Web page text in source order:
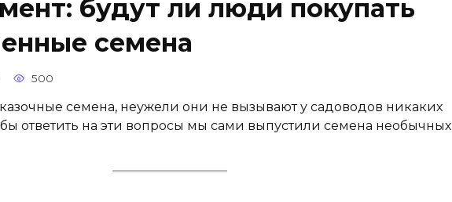
будут ли люди покупать
семена
500
семена, неужели они не вызывают у садоводов никаких
ответить на эти вопросы мы сами выпустили семена необычных